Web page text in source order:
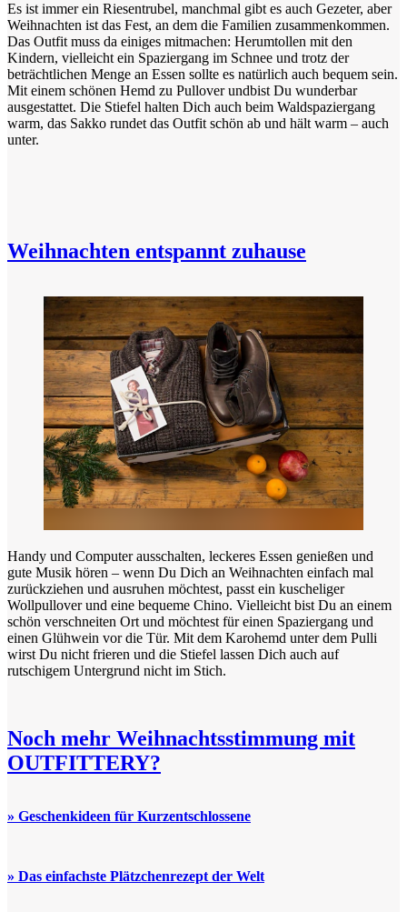
Es ist immer ein Riesentrubel, manchmal gibt es auch Gezeter, aber
Weihnachten ist das Fest, an dem die Familien zusammenkommen.
Das Outfit muss da einiges mitmachen: Herumtollen mit den
Kindern, vielleicht ein Spaziergang im Schnee und trotz der
beträchtlichen Menge an Essen sollte es natürlich auch bequem sein.
Mit einem schönen Hemd zu Pullover undbist Du wunderbar
ausgestattet. Die Stiefel halten Dich auch beim Waldspaziergang
warm, das Sakko rundet das Outfit schön ab und hält warm – auch
unter.
Weihnachten entspannt zuhause
Handy und Computer ausschalten, leckeres Essen genießen und
gute Musik hören – wenn Du Dich an Weihnachten einfach mal
zurückziehen und ausruhen möchtest, passt ein kuscheliger
Wollpullover und eine bequeme Chino. Vielleicht bist Du an einem
schön verschneiten Ort und möchtest für einen Spaziergang und
einen Glühwein vor die Tür. Mit dem Karohemd unter dem Pulli
wirst Du nicht frieren und die Stiefel lassen Dich auch auf
rutschigem Untergrund nicht im Stich.
Noch mehr Weihnachtsstimmung mit
OUTFITTERY?
» Geschenkideen für Kurzentschlossene
» Das einfachste Plätzchenrezept der Welt